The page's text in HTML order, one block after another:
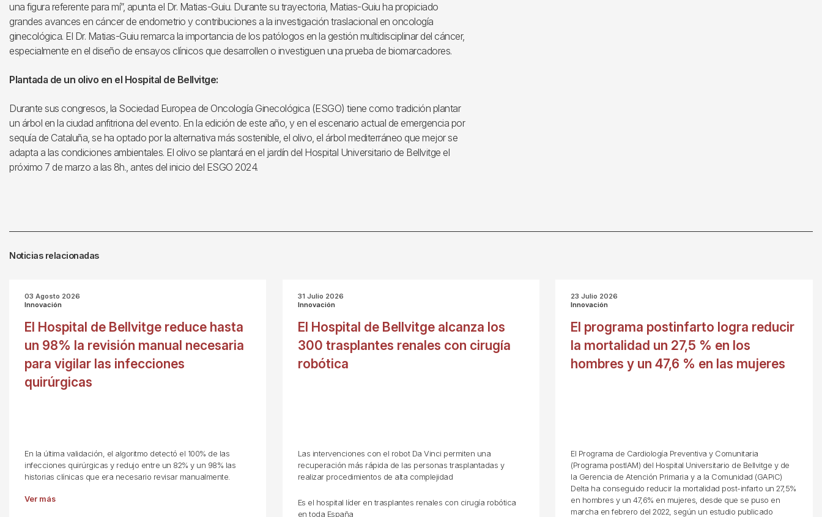
una figura referente para mí”, apunta el Dr. Matias-Guiu. Durante su trayectoria, Matias-Guiu ha propiciado
grandes avances en cáncer de endometrio y contribuciones a la investigación traslacional en oncología
ginecológica. El Dr. Matias-Guiu remarca la importancia de los patólogos en la gestión multidisciplinar del cáncer,
especialmente en el diseño de ensayos clínicos que desarrollen o investiguen una prueba de biomarcadores.
Plantada de un olivo en el Hospital de Bellvitge:
Durante sus congresos, la Sociedad Europea de Oncología Ginecológica (ESGO) tiene como tradición plantar
un árbol en la ciudad anfitriona del evento. En la edición de este año, y en el escenario actual de emergencia por
sequía de Cataluña, se ha optado por la alternativa más sostenible, el olivo, el árbol mediterráneo que mejor se
adapta a las condiciones ambientales. El olivo se plantará en el jardín del Hospital Universitario de Bellvitge el
próximo 7 de marzo a las 8h., antes del inicio del ESGO 2024.
Noticias relacionadas
03 Agosto 2026
Innovación
El Hospital de Bellvitge reduce hasta
un 98% la revisión manual necesaria
para vigilar las infecciones
quirúrgicas
En la última validación, el algoritmo detectó el 100% de las
infecciones quirúrgicas y redujo entre un 82% y un 98% las
historias clínicas que era necesario revisar manualmente.
Ver más
31 Julio 2026
Innovación
El Hospital de Bellvitge alcanza los
300 trasplantes renales con cirugía
robótica
Las intervenciones con el robot Da Vinci permiten una
recuperación más rápida de las personas trasplantadas y
realizar procedimientos de alta complejidad
Es el hospital líder en trasplantes renales con cirugía robótica
en toda España
23 Julio 2026
Innovación
El programa postinfarto logra reducir
la mortalidad un 27,5 % en los
hombres y un 47,6 % en las mujeres
El Programa de Cardiología Preventiva y Comunitaria
(Programa postIAM) del Hospital Universitario de Bellvitge y de
la Gerencia de Atención Primaria y a la Comunidad (GAPiC)
Delta ha conseguido reducir la mortalidad post-infarto un 27,5%
en hombres y un 47,6% en mujeres, desde que se puso en
marcha en febrero del 2022, según un estudio publicado